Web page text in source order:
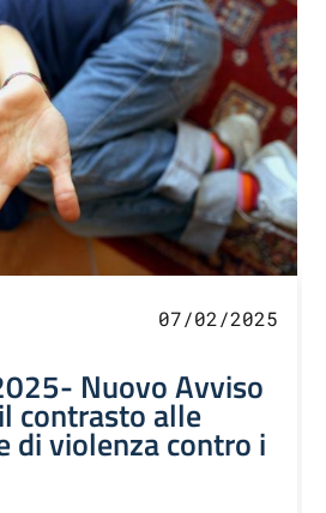
07/02/2025
Nuovo Avviso
contrasto alle
di violenza contro i